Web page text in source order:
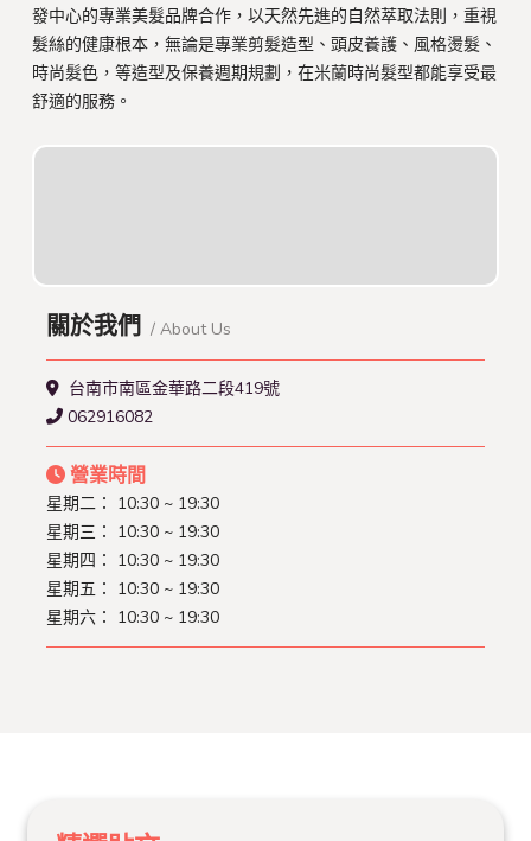
發中心的專業美髮品牌合作，以天然先進的自然萃取法則，重視
髮絲的健康根本，無論是專業剪髮造型、頭皮養護、風格燙髮、
時尚髮色，等造型及保養週期規劃，在米蘭時尚髮型都能享受最
舒適的服務。
關於我們 / About Us
台南市南區金華路二段419號
062916082
營業時間
星期二： 10:30 ~ 19:30
星期三： 10:30 ~ 19:30
星期四： 10:30 ~ 19:30
星期五： 10:30 ~ 19:30
星期六： 10:30 ~ 19:30